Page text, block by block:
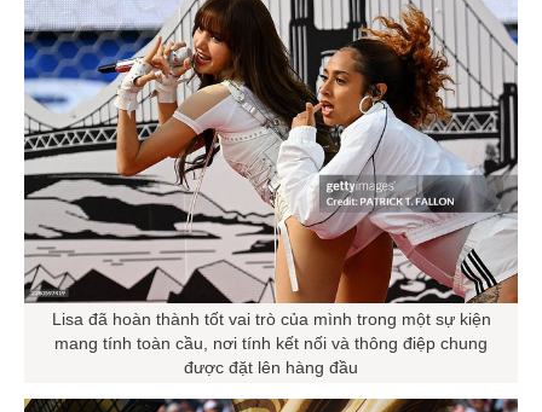
Lisa đã hoàn thành tốt vai trò của mình trong một sự kiện
mang tính toàn cầu, nơi tính kết nối và thông điệp chung
được đặt lên hàng đầu